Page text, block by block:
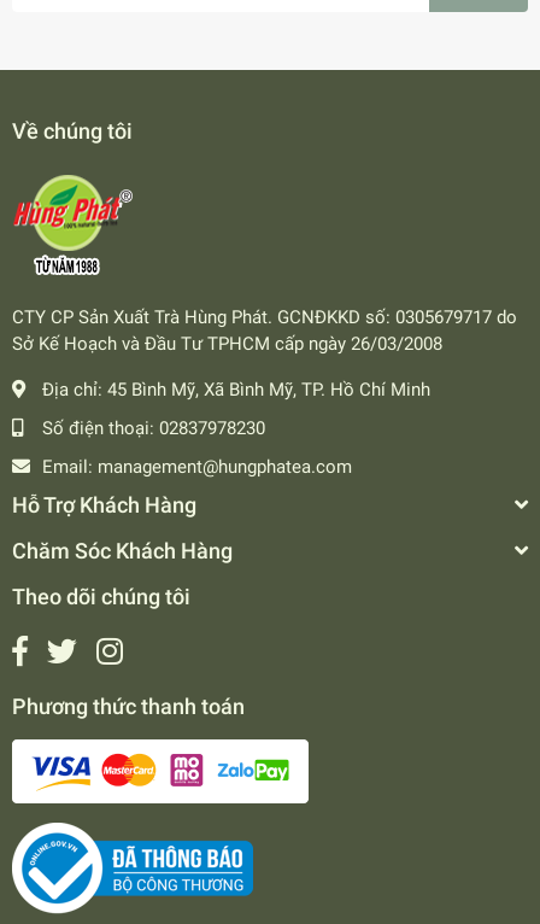
Về chúng tôi
CTY CP Sản Xuất Trà Hùng Phát. GCNĐKKD số: 0305679717 do
Sở Kế Hoạch và Đầu Tư TPHCM cấp ngày 26/03/2008
Địa chỉ: 45 Bình Mỹ, Xã Bình Mỹ, TP. Hồ Chí Minh
Số điện thoại: 02837978230
Email: management@hungphatea.com
Hỗ Trợ Khách Hàng
Chăm Sóc Khách Hàng
Theo dõi chúng tôi
Phương thức thanh toán